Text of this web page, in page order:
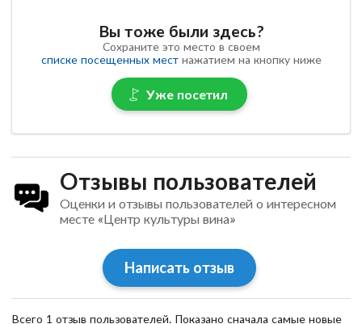
Вы тоже были здесь?
Сохраните это место в своем
списке посещенных местнажатием на кнопку ниже
Уже посетил
Отзывы пользователей
Оценки и отзывы пользователей о интересном
месте «Центр культуры вина»
Написать отзыв
Всего 1 отзыв пользователей. Показано сначала самые новые